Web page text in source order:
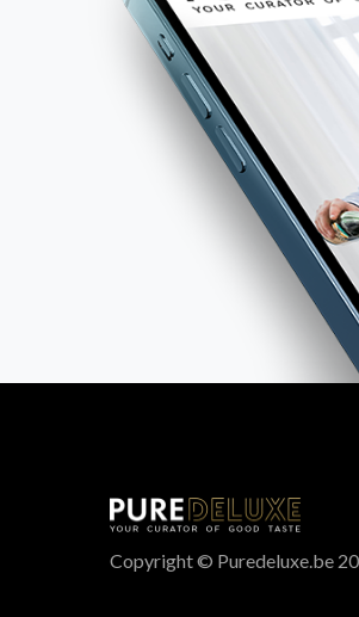
Copyright © Puredeluxe.be